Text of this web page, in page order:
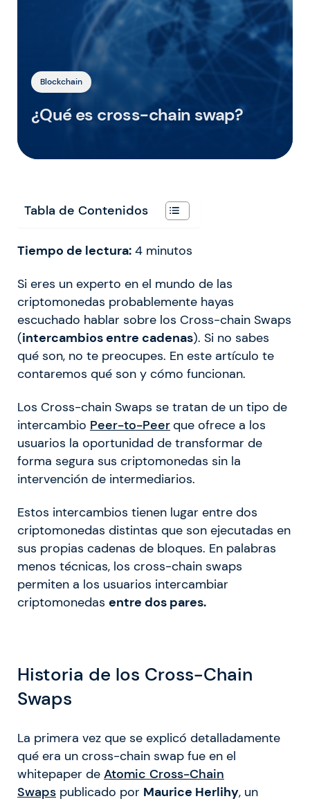
Blockchain
¿Qué es cross-chain swap?
Tabla de Contenidos
Tiempo de lectura: 4 minutos
Si eres un experto en el mundo de las
criptomonedas probablemente hayas
escuchado hablar sobre los Cross-chain Swaps
(intercambios entre cadenas). Si no sabes
qué son, no te preocupes. En este artículo te
contaremos qué son y cómo funcionan.
Los Cross-chain Swaps se tratan de un tipo de
intercambio Peer-to-Peerque ofrece a los
usuarios la oportunidad de transformar de
forma segura sus criptomonedas sin la
intervención de intermediarios.
Estos intercambios tienen lugar entre dos
criptomonedas distintas que son ejecutadas en
sus propias cadenas de bloques. En palabras
menos técnicas, los cross-chain swaps
permiten a los usuarios intercambiar
criptomonedas entre dos pares.
Historia de los Cross-Chain
Swaps
La primera vez que se explicó detalladamente
qué era un cross-chain swap fue en el
whitepaper de Atomic Cross-Chain
Swaps publicado por Maurice Herlihy, un